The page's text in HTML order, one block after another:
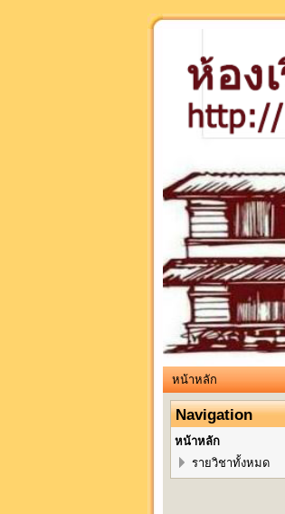
หน้าหลัก
Navigation
หน้าหลัก
รายวิชาทั้งหมด